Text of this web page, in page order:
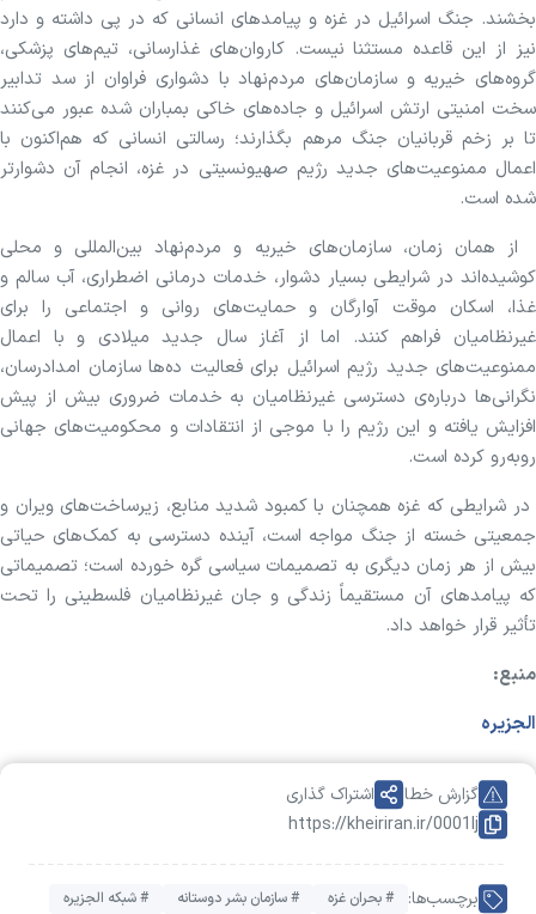
بخشند. جنگ اسرائیل در غزه و پیامد‌های انسانی که در پی داشته و دارد
نیز از این قاعده مستثنا نیست. کاروان‌های غذارسانی، تیم‌های پزشکی،
گروه‌های خیریه و سازمان‌های مردم‌نهاد با دشواری فراوان از سد تدابیر
سخت امنیتی ارتش اسرائیل و جاده‌های خاکی بمباران شده عبور می‌کنند
تا بر زخم قربانیان جنگ مرهم بگذارند؛ رسالتی انسانی که هم‌اکنون با
اعمال ممنوعیت‌های جدید رژیم صهیونسیتی در غزه، انجام آن دشوارتر
شده است.
از همان زمان، سازمان‌های خیریه و مردم‌نهاد بین‌المللی و محلی
کوشیده‌اند در شرایطی بسیار دشوار، خدمات درمانی اضطراری، آب سالم و
غذا، اسکان موقت آوارگان و حمایت‌های روانی و اجتماعی را برای
غیرنظامیان فراهم کنند. اما از آغاز سال جدید میلادی و با اعمال
ممنوعیت‌های جدید رژیم اسرائیل برای فعالیت ده‌ها سازمان امدادرسان،
نگرانی‌ها درباره‌ی دسترسی غیرنظامیان به خدمات ضروری بیش از پیش
افزایش یافته و این رژیم را با موجی از انتقادات و محکومیت‌های جهانی
رو‌به‌رو کرده است.
در شرایطی که غزه همچنان با کمبود شدید منابع، زیرساخت‌های ویران و
جمعیتی خسته از جنگ مواجه است، آینده دسترسی به کمک‌های حیاتی
بیش از هر زمان دیگری به تصمیمات سیاسی گره خورده است؛ تصمیماتی
که پیامد‌های آن مستقیماً زندگی و جان غیرنظامیان فلسطینی را تحت
تأثیر قرار خواهد داد.
منبع:
الجزیره
https://kheiriran.ir/0001Ij
گزارش خطا اشتراک گذاری
برچسب‌ها: # بحران غزه # سازمان بشر دوستانه
# شبکه الجزیره